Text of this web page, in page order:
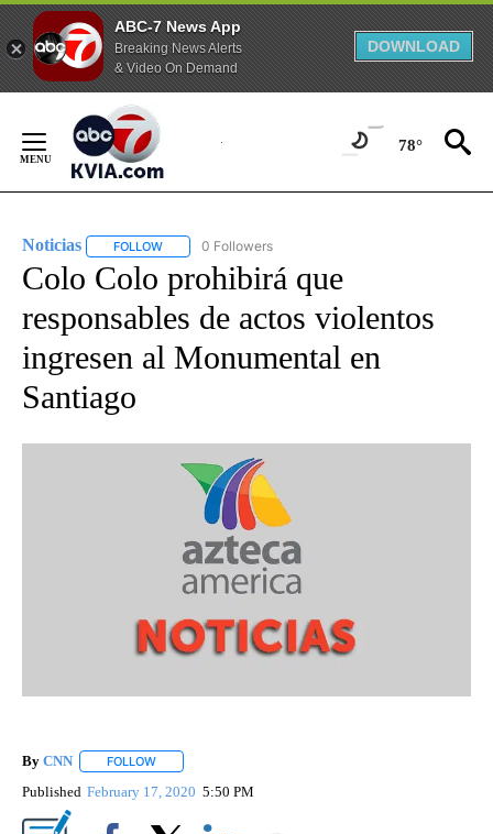
ABC-7 News App
Breaking News Alerts
& Video On Demand
DOWNLOAD
Content
78°
Noticias FOLLOW FOLLOW "NOTICIAS" TO RECEIVE NOTIFICATIONS
0 Followers
Colo Colo prohibirá que
responsables de actos violentos
ingresen al Monumental en
Santiago
By CNN FOLLOW
Published February 17, 2020 5:50 PM